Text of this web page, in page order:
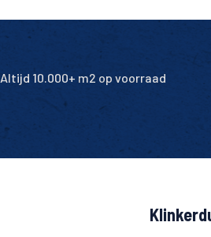
Altijd 10.000+ m2 op voorraad